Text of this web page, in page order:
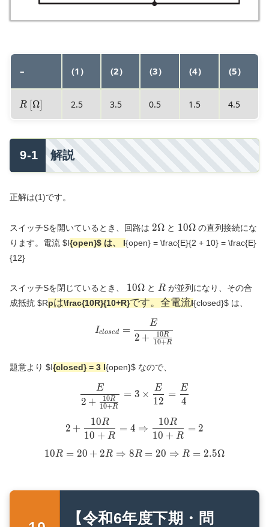
– (1) (2) (3) (4) (5)
R \text{
R [Ω 2.5 3.5 0.5 1.5 4.5
解説
正解は(1)です。
スイッチSを開いているとき、回路は 2\Omega
2Ω と 10\Omega
10Ω の直列接続にな
ります。電流 $I{open}$ は、 I{open} = \frac{E}{2 + 10} = \frac{E}
{12}
スイッチSを閉じているとき、 10\Omega
10Ω と R
R が並列になり、その合
成抵抗 $Rpは
は\frac{10R}{10+R}で
全電
流
です。 全電流I{closed}$ は、
I_{closed} = \frac{E}{2 +
Iclosed =
2 + 10+R
10R
E
題意より $I{closed} = 3 I{open}$ なので、
\frac{E}{2 +
2 + 10+R
10R
E
= 3 ×
12
E
=
4
E
2 + \frac{10R}{10+R} = 4
2 +
10 + R
10R
= 4 ⇒
10 + R
10R
= 2
10R = 20 + 2R \Rightarrow
10R = 20 + 2R ⇒ 8R = 20 ⇒ R = 2.5Ω
【令和6年度下期・問